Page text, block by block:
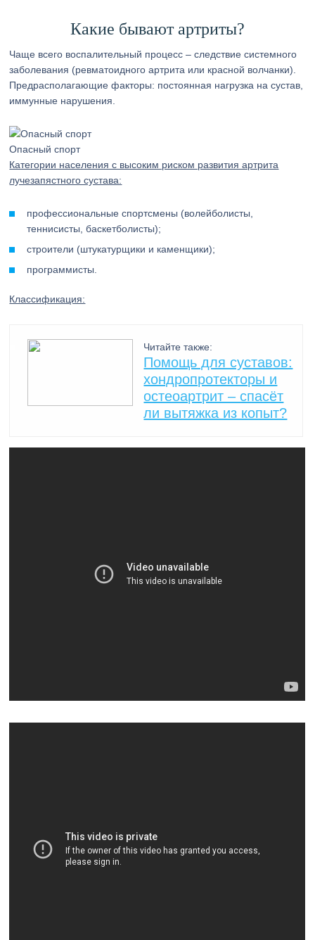
Какие бывают артриты?
Чаще всего воспалительный процесс – следствие системного
заболевания (ревматоидного артрита или красной волчанки).
Предрасполагающие факторы: постоянная нагрузка на сустав,
иммунные нарушения.
Опасный спорт
Категории населения с высоким риском развития артрита
лучезапястного сустава:
профессиональные спортсмены (волейболисты,
теннисисты, баскетболисты);
строители (штукатурщики и каменщики);
программисты.
Классификация:
Читайте также:
Помощь для суставов:
хондропротекторы и
остеоартрит – спасёт
ли вытяжка из копыт?